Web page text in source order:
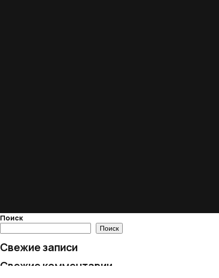
Поиск
Поиск
Свежие записи
Свежие комментарии